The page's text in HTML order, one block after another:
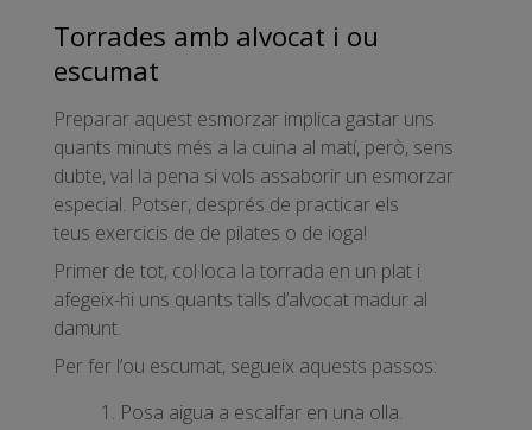
Torrades amb alvocat i ou
escumat
Preparar aquest esmorzar implica gastar uns
quants minuts més a la cuina al matí, però, sens
dubte, val la pena si vols assaborir un esmorzar
especial. Potser, després de practicar els
teus exercicis de de pilates o de ioga!
Primer de tot, col·loca la torrada en un plat i
afegeix-hi uns quants talls d’alvocat madur al
damunt.
Per fer l’ou escumat, segueix aquests passos:
Posa aigua a escalfar en una olla.